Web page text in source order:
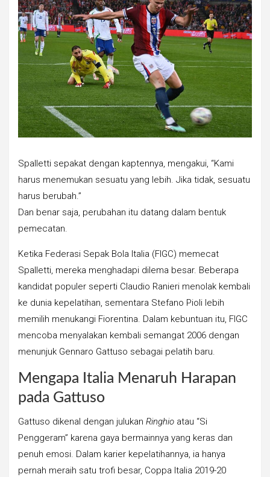
Spalletti sepakat dengan kaptennya, mengakui, “Kami
harus menemukan sesuatu yang lebih. Jika tidak, sesuatu
harus berubah.”
Dan benar saja, perubahan itu datang dalam bentuk
pemecatan.
Ketika Federasi Sepak Bola Italia (FIGC) memecat
Spalletti, mereka menghadapi dilema besar. Beberapa
kandidat populer seperti Claudio Ranieri menolak kembali
ke dunia kepelatihan, sementara Stefano Pioli lebih
memilih menukangi Fiorentina. Dalam kebuntuan itu, FIGC
mencoba menyalakan kembali semangat 2006 dengan
menunjuk Gennaro Gattuso sebagai pelatih baru.
Mengapa Italia Menaruh Harapan
pada Gattuso
Gattuso dikenal dengan julukan Ringhio atau “Si
Penggeram” karena gaya bermainnya yang keras dan
penuh emosi. Dalam karier kepelatihannya, ia hanya
pernah meraih satu trofi besar, Coppa Italia 2019-20